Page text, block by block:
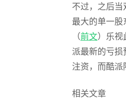
不过，之后
最大的单一股
（前文）乐视
派最新的亏
注资，而酷派
相关文章